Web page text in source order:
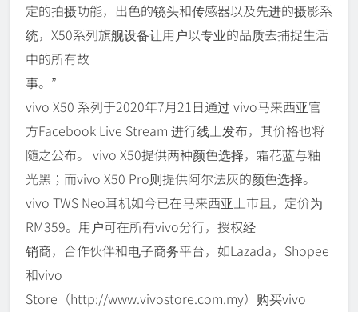
定的拍摄功能，出色的镜头和传感器以及先进的摄影系
统，X50系列旗舰设备让用户以专业的品质去捕捉生活
中的所有故
事。”
vivo X50 系列于2020年7月21日通过 vivo马来西亚官
方Facebook Live Stream 进行线上发布，其价格也将
随之公布。 vivo X50提供两种颜色选择，霜花蓝与釉
光黑；而vivo X50 Pro则提供阿尔法灰的颜色选择。
vivo TWS Neo耳机如今已在马来西亚上市且，定价为
RM359。用户可在所有vivo分行，授权经
销商，合作伙伴和电子商务平台，如Lazada，Shopee
和vivo
Store（http://www.vivostore.com.my）购买vivo